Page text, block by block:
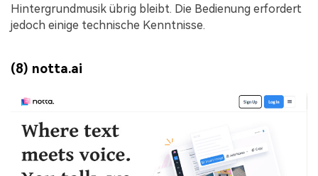
Hintergrundmusik übrig bleibt. Die Bedienung erfordert
jedoch einige technische Kenntnisse.
(8) notta.ai